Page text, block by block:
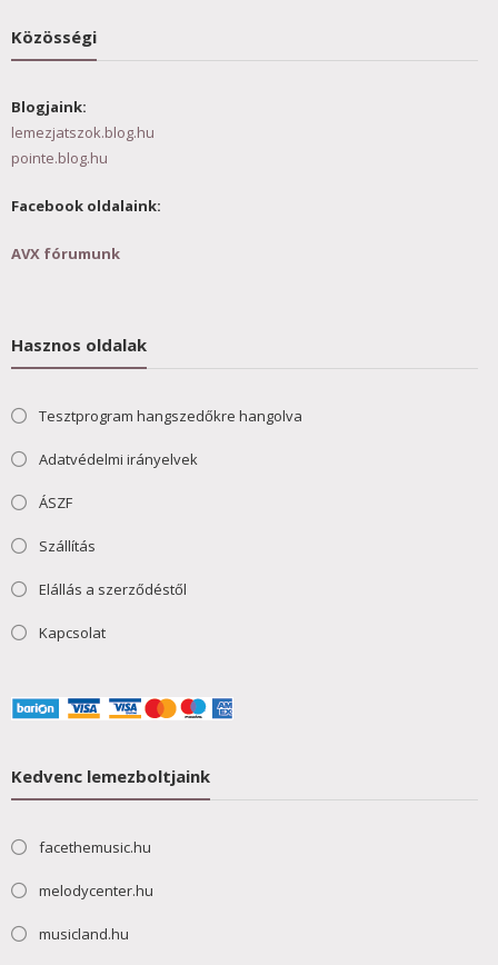
Közösségi
Blogjaink:
lemezjatszok.blog.hu
pointe.blog.hu
Facebook oldalaink:
AVX fórumunk
Hasznos oldalak
Tesztprogram hangszedőkre hangolva
Adatvédelmi irányelvek
ÁSZF
Szállítás
Elállás a szerződéstől
Kapcsolat
Kedvenc lemezboltjaink
facethemusic.hu
melodycenter.hu
musicland.hu